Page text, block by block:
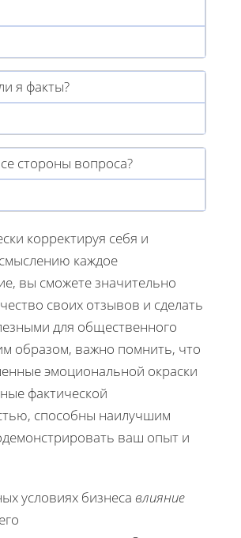
я факты?
стороны вопроса?
корректируя себя и
каждое
вы сможете значительно
своих отзывов и сделать
для общественного
образом, важно помнить, что
эмоциональной окраски
фактической
способны наилучшим
ваш опыт и
условиях бизнеса влияние